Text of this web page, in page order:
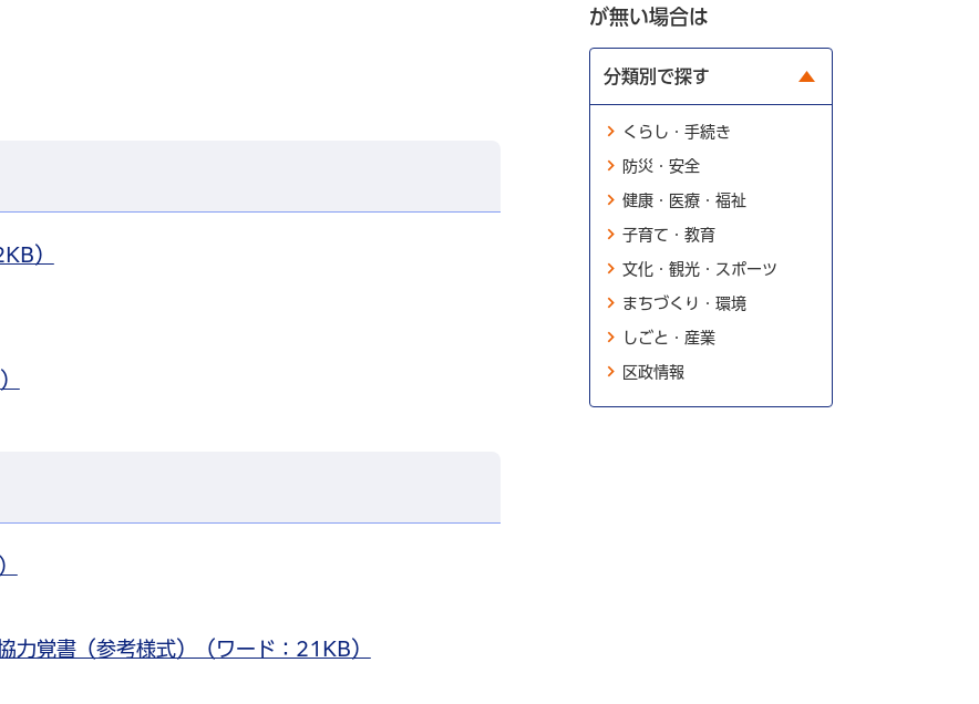
）
力覚書（参考様式）（ワード：21KB）
が無い場合は
分類別で探す
くらし・手続き
防災・安全
健康・医療・福祉
子育て・教育
文化・観光・スポーツ
まちづくり・環境
しごと・産業
区政情報